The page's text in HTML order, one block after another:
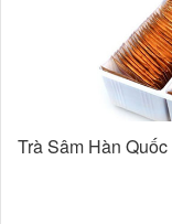
Trà Sâm Hàn